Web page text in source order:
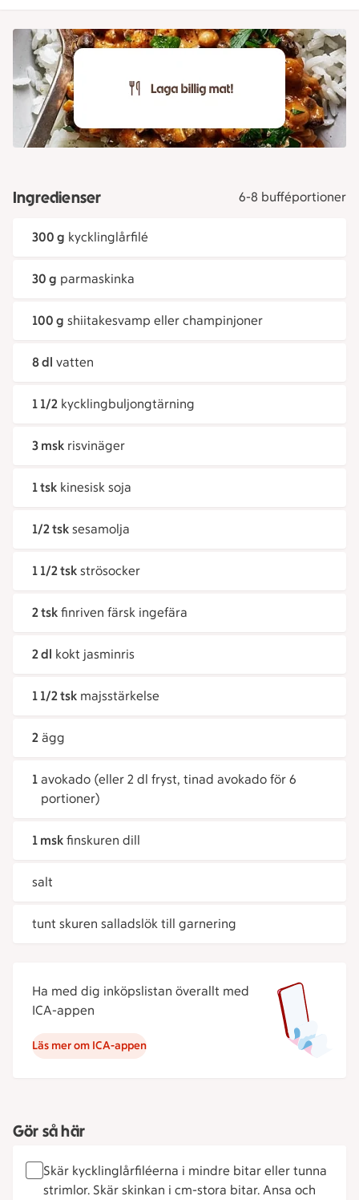
Ingredienser 6-8 bufféportioner
300 g kycklinglårfilé
30 g parmaskinka
100 g shiitakesvamp eller champinjoner
8 dl vatten
1 1/2 kycklingbuljongtärning
3 msk risvinäger
1 tsk kinesisk soja
1/2 tsk sesamolja
1 1/2 tsk strösocker
2 tsk finriven färsk ingefära
2 dl kokt jasminris
1 1/2 tsk majsstärkelse
2 ägg
1 avokado (eller 2 dl fryst, tinad avokado för 6
portioner)
1 msk finskuren dill
salt
tunt skuren salladslök till garnering
Ha med dig inköpslistan överallt med
ICA-appen
Läs mer om ICA-appen
Gör så här
Skär kycklinglårfiléerna i mindre bitar eller tunna
strimlor. Skär skinkan i cm-stora bitar. Ansa och